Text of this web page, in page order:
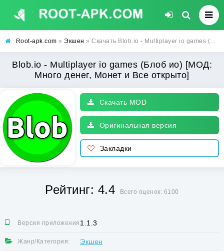
Root-apk.com » Экшен » Скачать Blob.io - Multiplayer io games (Блоб ио) [МОД: Много денег, Монет и Все открыто] | Взлом Blob.io - Multiplayer io games на Андроид
Blob.io - Multiplayer io games (Блоб ио) [МОД:
Много денег, Монет и Все открыто]
Скачать MOD
Оригинальная версия
Закладки
Рейтинг: 4.4 Всего оценок: 6100
Версия приложения:1.1.3
Жанр/Категория: Экшен